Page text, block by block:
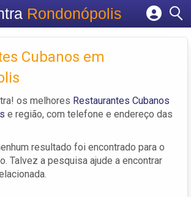
Rondonópolis
Cadastrar empresa
Criar conta
Cubanos em
os melhores Restaurantes Cubanos
e região, com telefone e endereço das
resultado foi encontrado para o
Talvez a pesquisa ajude a encontrar